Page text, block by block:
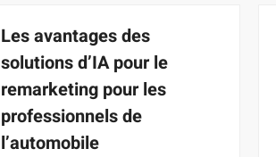
Les avantages des
solutions d’IA pour le
remarketing pour les
professionnels de
l’automobile